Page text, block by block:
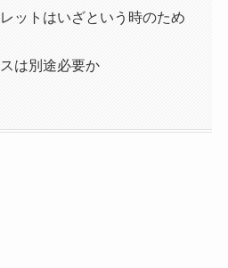
ットはいざという時のため
は別途必要か